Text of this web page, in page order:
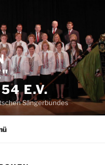
E.V.
Sängerbundes